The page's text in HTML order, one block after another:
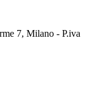
7, Milano - P.iva